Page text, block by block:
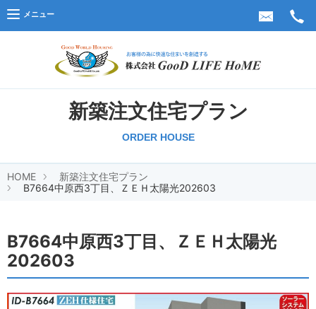
メニュー
新築注文住宅プラン
ORDER HOUSE
HOME
新築注文住宅プラン
B7664中原西3丁目、ＺＥＨ太陽光202603
B7664中原西3丁目、ＺＥＨ太陽光
202603